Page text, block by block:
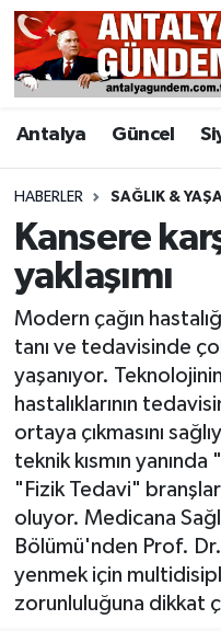
Antalya Güncel
HABERLER SAĞLIK &
Kansere
yaklaşımı
Modern çağın
tanı ve tedavisinde
yaşanıyor.
hastalıklarının
ortaya çıkmasını
teknik kısmın
"Fizik Tedavi"
oluyor. Medicana
Bölümü'nden Prof.
yenmek için
zorunluluğuna dikkat
Antalya
Asayiş
Bilim & Teknoloji
Bölge
EĞİTİM
Görüntülü Haber
Güncel
Kültür & Sanat
Antalya Nöbetçi
Antalya Hava
Antalya Namaz
Antalya Trafik
Süper Lig Puan
Haber Arşivi